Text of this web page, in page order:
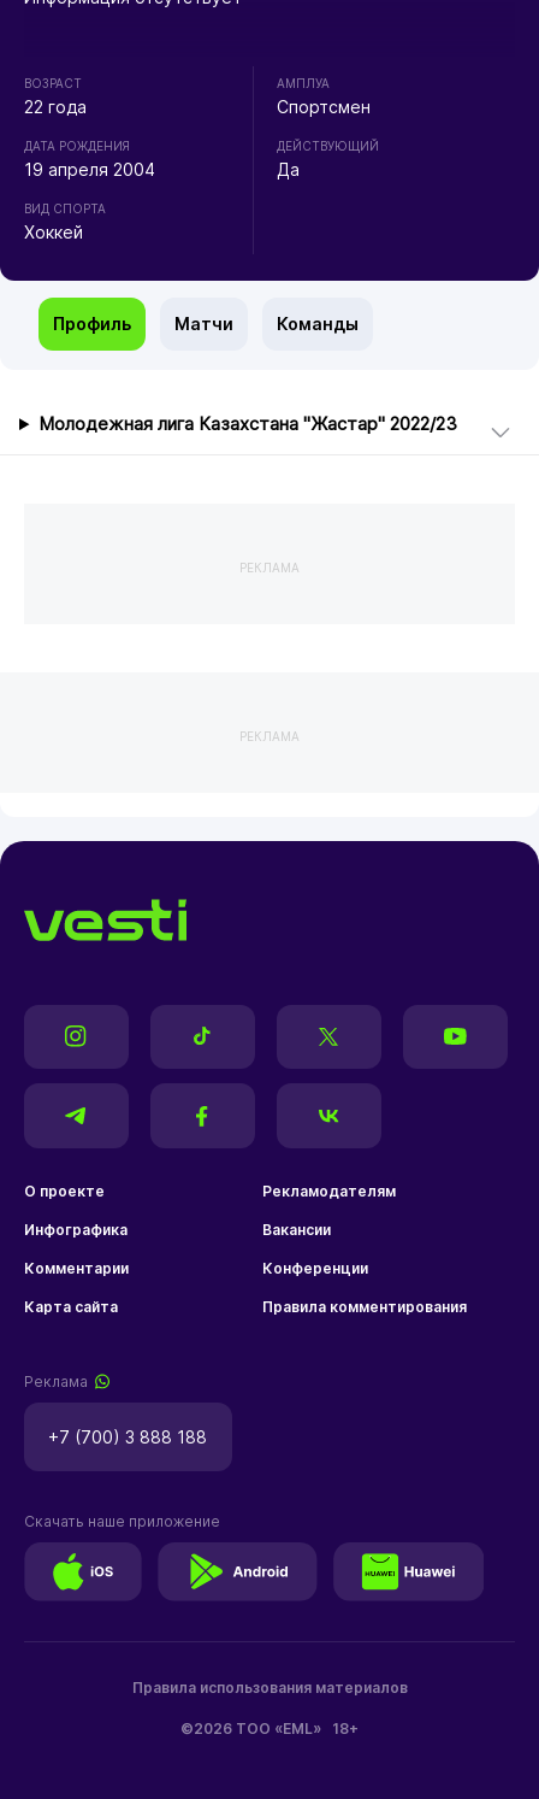
ВОЗРАСТ
22 года
ДАТА РОЖДЕНИЯ
19 апреля 2004
ВИД СПОРТА
Хоккей
АМПЛУА
Спортсмен
ДЕЙСТВУЮЩИЙ
Да
Профиль Матчи Команды
Молодежная лига Казахстана "Жастар" 2022/23
РЕКЛАМА
РЕКЛАМА
О проекте Рекламодателям
Инфографика Вакансии
Комментарии Конференции
Карта сайта Правила комментирования
Реклама
+7 (700) 3 888 188
©2026 ТОО «EML» 18+
Правила использования материалов
Скачать наше приложение